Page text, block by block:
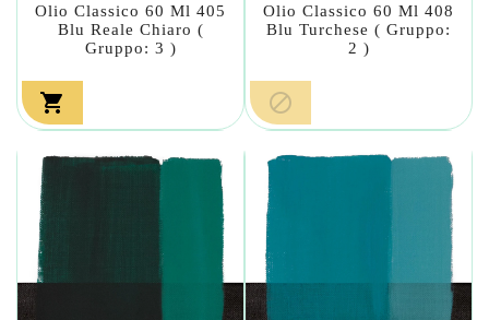
Olio Classico 60 Ml 405
Blu Reale Chiaro (
Gruppo: 3 )

Olio Classico 60 Ml 408
Blu Turchese ( Gruppo:
2 )
